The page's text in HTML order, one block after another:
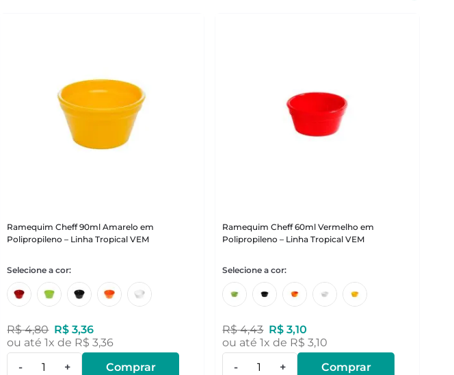
Ramequim Cheff 90ml Amarelo em
Polipropileno – Linha Tropical VEM
R$ 4,80 R$ 3,36
ou até1x de R$ 3,36
-
+ Comprar
Ramequim Cheff 60ml Vermelho em
Polipropileno – Linha Tropical VEM
R$ 4,43 R$ 3,10
ou até1x de R$ 3,10
-
+ Comprar